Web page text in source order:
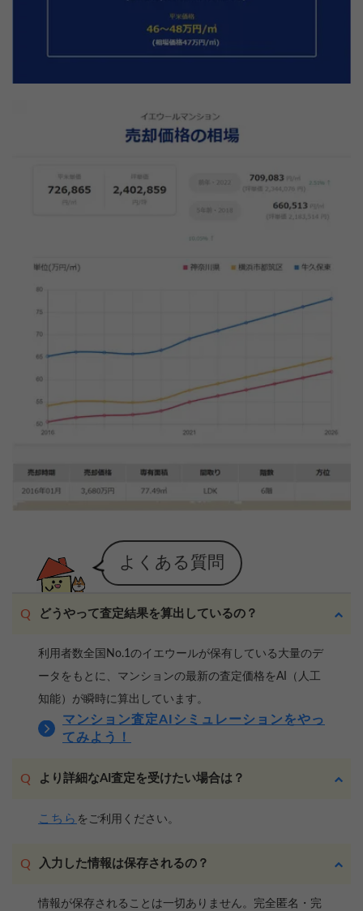
よくある質問
どうやって査定結果を算出しているの？
利用者数全国No.1のイエウールが保有している大量のデ
ータをもとに、マンションの最新の査定価格をAI（人工
知能）が瞬時に算出しています。
マンション査定AIシミュレーションをやっ
てみよう！
より詳細なAI査定を受けたい場合は？
こちら をご利用ください。
入力した情報は保存されるの？
情報が保存されることは一切ありません。完全匿名・完